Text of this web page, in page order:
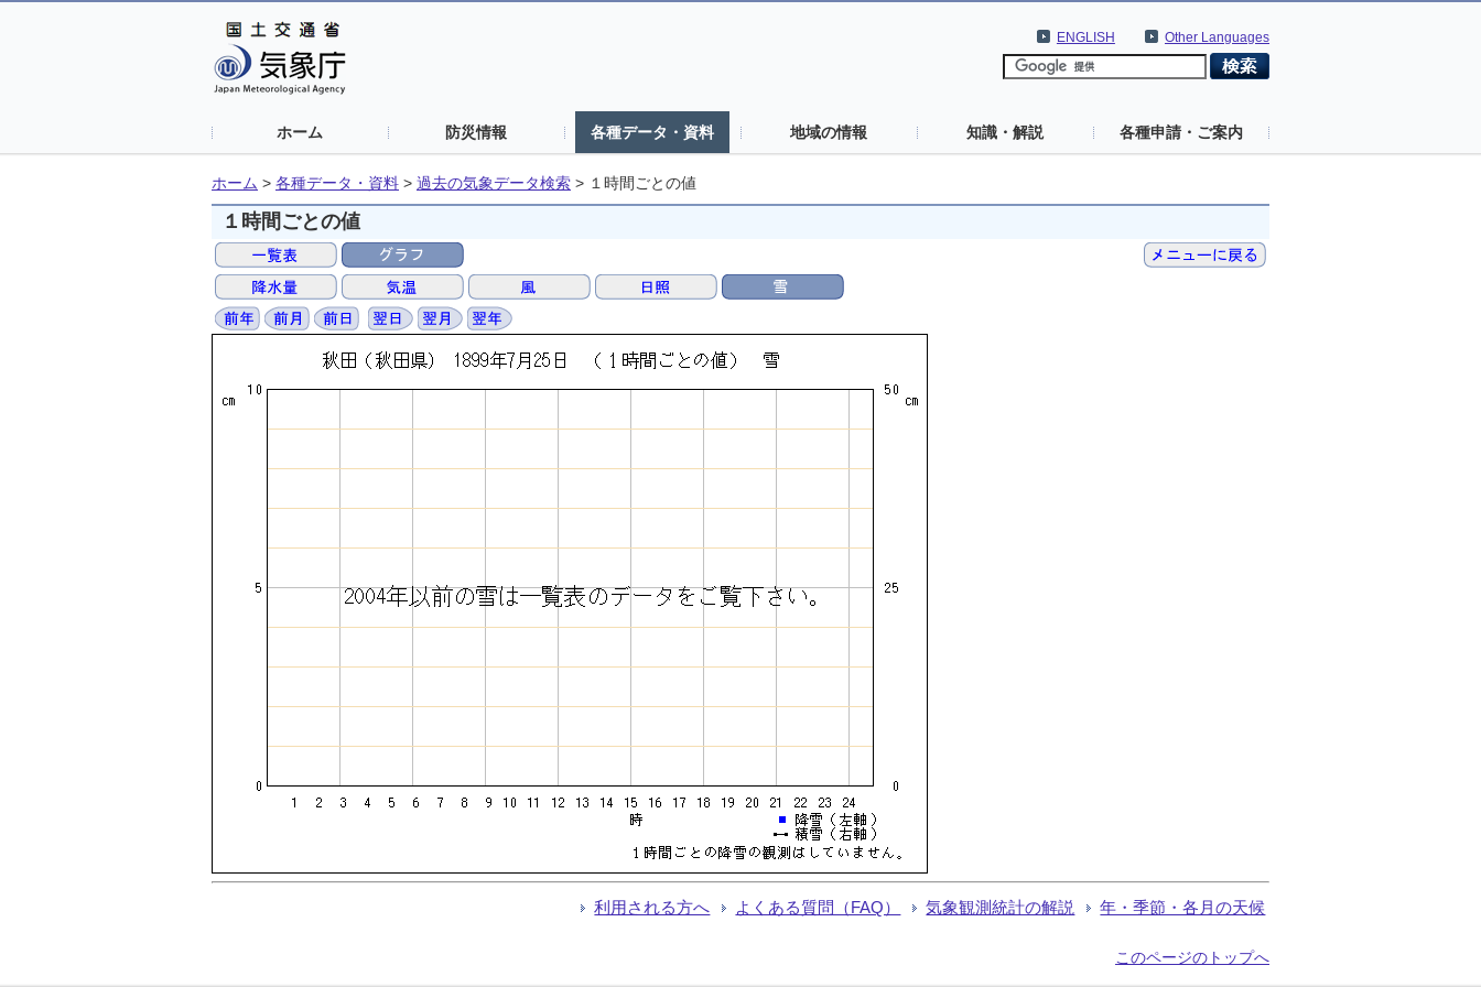
Other Languages
ENGLISH
ホーム 防災情報 各種データ・資料 地域の情報 知識・解説 各種申請・ご案内
ホーム > 各種データ・資料 > 過去の気象データ検索 > １時間ごとの値
１時間ごとの値
利用される方へ よくある質問（FAQ） 気象観測統計の解説 年・季節・各月の天候
このページのトップへ